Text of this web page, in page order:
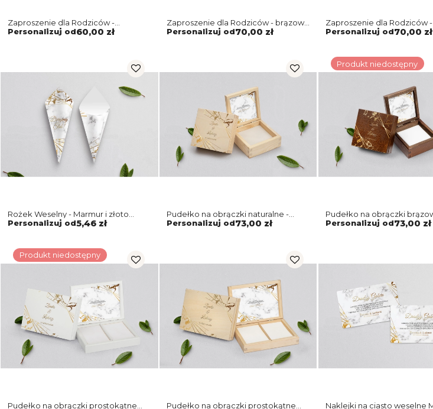
Zaproszenie dla Rodziców -
naturalne Marmur&Złoto Motyw 4
Personalizuj od60,00 zł
Zaproszenie dla Rodziców - brązowe
Marmur&Złoto Motyw 4
Personalizuj od70,00 zł
Zaproszenie dla Rodziców -
Marmur&Złoto Motyw 4
Personalizuj od70,00 zł
Rożek Weselny - Marmur i złoto
Motyw 4
Personalizuj od5,46 zł
Pudełko na obrączki naturalne -
Marmur i złoto Motyw 4
Personalizuj od73,00 zł
Produkt niedostępny
Pudełko na obrączki
Marmur i złoto Motyw 4
Personalizuj od73,00 zł
Produkt niedostępny
Pudełko na obrączki prostokątne
Pudełko na obrączki prostokątne
Naklejki na ciasto weselne